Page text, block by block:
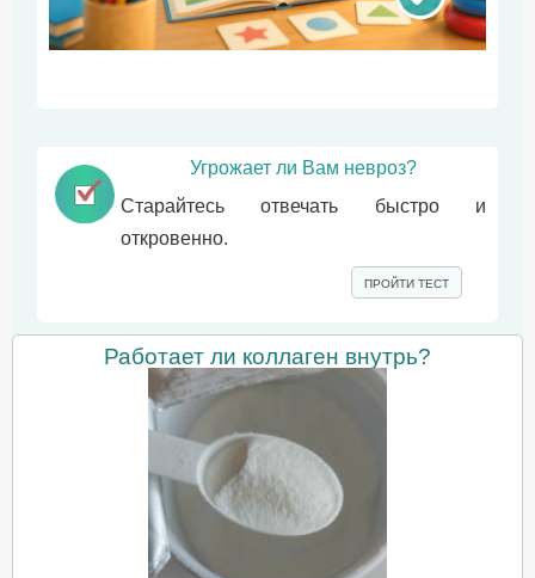
Угрожает ли Вам невроз?
Старайтесь отвечать быстро и
откровенно.
ПРОЙТИ ТЕСТ
Работает ли коллаген внутрь?